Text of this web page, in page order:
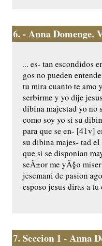
6. - Anna Domenge.
... es- tan escondidos
gos no pueden
tu mira cuanto te amo
serbirme y yo dije
dibina majestad yo no
como soy yo si su
para que se en- [41v]
su dibina majes- tad
que si se disponian
seÃ±or me yÃ§o
jesemani de pasion
esposo jesus diras a
7. Seccion 1 - Anna